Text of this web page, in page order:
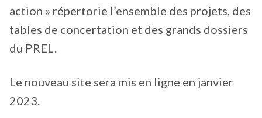
action » répertorie l’ensemble des projets, des
tables de concertation et des grands dossiers
du PREL.
Le nouveau site sera mis en ligne en janvier
2023.